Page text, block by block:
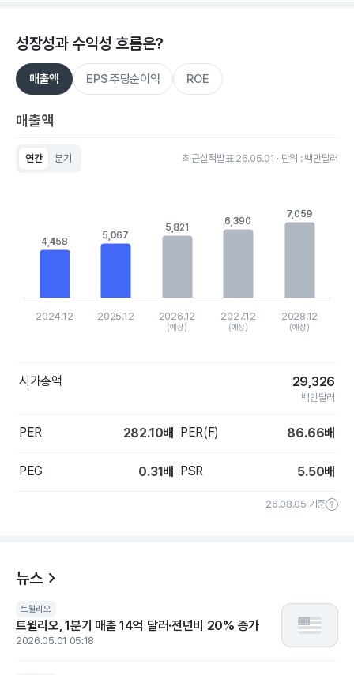
성장성과 수익성 흐름은?
매출액 EPS 주당순이익 ROE
매출액
연간 분기 최근실적발표 26.05.01 · 단위 : 백만달러
The chart has 1 X axis displaying categories.
The chart has 1 Y axis displaying values. Data ranges from
4,458
4,458
5,067
5,067
5,821
5,821
6,390
6,390
7,059
7,059
2024.12 2025.12 2026.12
(예상)
2027.12
(예상)
2028.12
(예상)
시가총액 29,326
백만달러
PER 282.10배 PER(F) 86.66배
PEG 0.31배 PSR 5.50배
26.08.05 기준
뉴스
트윌리오
트윌리오, 1분기 매출 14억 달러·전년비 20% 증가
2026.05.01 05:18